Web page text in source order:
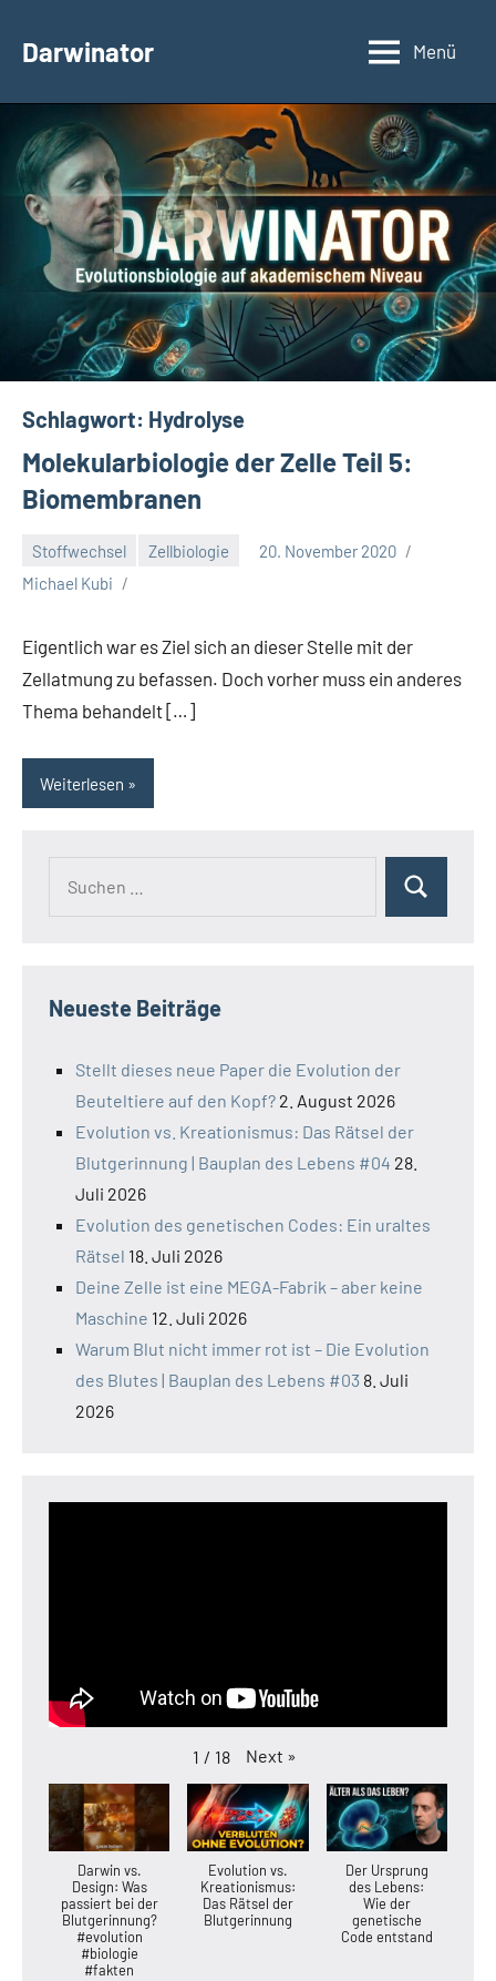
InhaltDarwinator
Evolutionsbiologie
Menü
Schlagwort: Hydrolyse
Molekularbiologie der Zelle Teil 5:
Biomembranen
Stoffwechsel Zellbiologie
20. November 2020
Michael Kubi
Eigentlich war es Ziel sich an dieser Stelle mit der
Zellatmung zu befassen. Doch vorher muss ein anderes
Thema behandelt […]
Weiterlesen
Suchen
Neueste Beiträge
Stellt dieses neue Paper die Evolution der
Beuteltiere auf den Kopf? 2. August 2026
Evolution vs. Kreationismus: Das Rätsel der
Blutgerinnung | Bauplan des Lebens #04 28.
Juli 2026
Evolution des genetischen Codes: Ein uraltes
Rätsel 18. Juli 2026
Deine Zelle ist eine MEGA-Fabrik – aber keine
Maschine 12. Juli 2026
Warum Blut nicht immer rot ist – Die Evolution
des Blutes | Bauplan des Lebens #03 8. Juli
2026
1 / 18 Next »
Darwin vs.
Design: Was
passiert bei der
Blutgerinnung?
#evolution
#biologie
#fakten
Evolution vs.
Kreationismus:
Das Rätsel der
Blutgerinnung
Der Ursprung
des Lebens:
Wie der
genetische
Code entstand